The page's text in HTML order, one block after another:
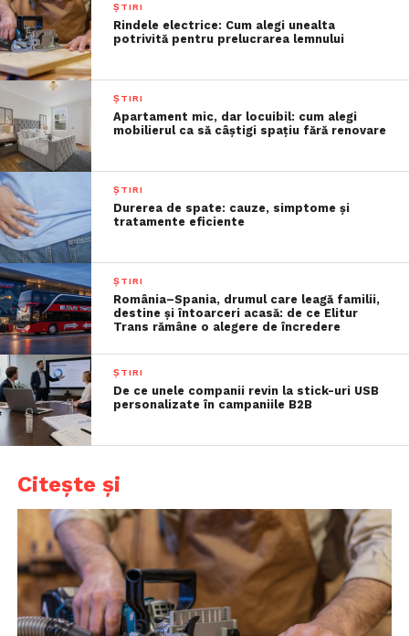
ȘTIRI
Rindele electrice: Cum alegi unealta
potrivită pentru prelucrarea lemnului
ȘTIRI
Apartament mic, dar locuibil: cum alegi
mobilierul ca să câștigi spațiu fără renovare
ȘTIRI
Durerea de spate: cauze, simptome și
tratamente eficiente
ȘTIRI
România–Spania, drumul care leagă familii,
destine și întoarceri acasă: de ce Elitur
Trans rămâne o alegere de încredere
ȘTIRI
De ce unele companii revin la stick-uri USB
personalizate în campaniile B2B
Citește și